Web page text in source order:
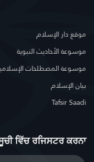
موقع دار الإسلام
موسوعة الأحاديث النبوية
موسوعة المصطلحات
بيان الإسلام
Tafsir Saadi
ਵਿੱਚ ਰਜਿਸਟਰ ਕਰਨਾ